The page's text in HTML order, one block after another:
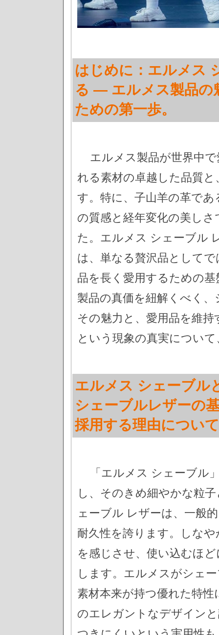
はじめに：エルメス
る — エルメス製品の
ための第一歩。
エルメス製品が世界中
れる素材の卓越した品質
す。特に、子山羊の革で
の質感と経年変化の美し
た。エルメス シェーブル
は、単なる贅沢品として
品を長く愛用するための
製品の真価を紐解くべく
その魅力と、愛用品を維
という現象の真実につい
エルメス シェーブル
シェーブルレザーの
採用する理由につい
「エルメス シェーブル
し、そのきめ細やかな粒
ェーブル レザーは、一般
耐久性を誇ります。しな
を感じさせ、使い込むほ
します。エルメスがシェ
素材本来が持つ優れた特
のエレガントなデザイン